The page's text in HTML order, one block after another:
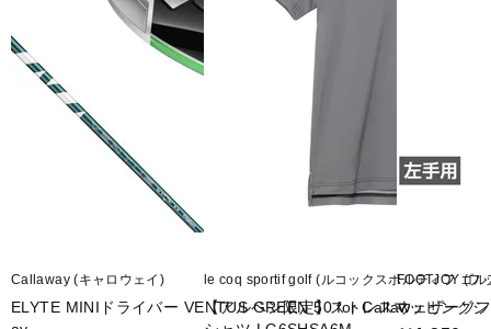
Callaway (キャロウェイ)
ELYTE MINIドライバー VENTUS GREEN 50 for Callaw
le coq sportif golf (ルコックスポルティフ ゴル
【アルペン限定】ストレスマッピング
FOOTJOY (フ
ウェザーソ